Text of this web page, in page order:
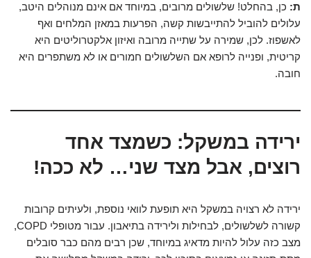
ת: כן, בהחלט! שלשולים מרובים, במיוחד אם אינם מנוהלים היטב,
עלולים להוביל להתייבשות קשה, הפרעות במאזן המלחים ואף
לאשפוז. לכן, שמירה על שתייה מרובה ואיזון אלקטרוליטים היא
קריטית, ופנייה לרופא אם השלשולים חמורים או לא משתפרים היא
חובה.
ירידה במשקל: כשמצד אחד
רוצים, אבל מצד שני… לא ככה!
ירידה לא רצויה במשקל היא תופעת לוואי נוספת, ולעיתים קרובות
קשורה לשלשולים, לבחילות ולירידה בתיאבון. עבור מטופלי COPD,
מצב כזה עלול להיות מדאיג במיוחד, שכן רבים מהם כבר סובלים